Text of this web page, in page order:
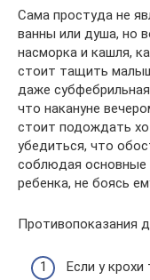
Сама простуда не
ванны или душа, но
насморка и кашля,
стоит тащить
даже
что накануне
стоит подождать
убедиться, что
соблюдая основные
ребенка, не боясь
Противопоказания
Если у крохи